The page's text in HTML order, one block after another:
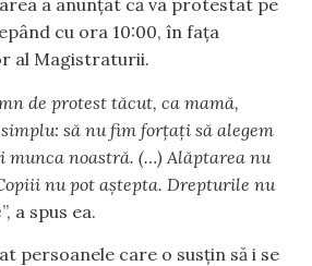
a anunțat că va protestat pe
cu ora 10:00, în fața
al Magistraturii.
de protest tăcut, ca mamă,
să nu fim forțați să alegem
noastră. (…) Alăptarea nu
nu pot aștepta. Drepturile nu
”, a spus ea.
persoanele care o susțin să i se